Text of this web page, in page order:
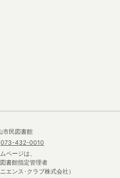
市民図書館
073-432-0010
ページは、
書館指定管理者
エンス･クラブ株式会社）